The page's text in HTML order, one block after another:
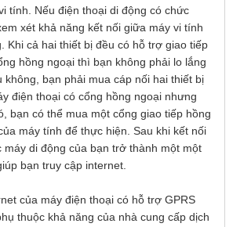
tính. Nếu điện thoại di động có chức
xét khả năng kết nối giữa máy vi tính
Khi cả hai thiết bị đều có hỗ trợ giao tiếp
hồng ngoại thì bạn không phải lo lắng
không, bạn phải mua cáp nối hai thiết bị
điện thoại có cổng hồng ngoại nhưng
bạn có thể mua một cổng giao tiếp hồng
máy tính để thực hiện. Sau khi kết nối
máy di động của bạn trở thành một một
bạn truy cập internet.
của máy điện thoại có hỗ trợ GPRS
thuộc khả năng của nhà cung cấp dịch